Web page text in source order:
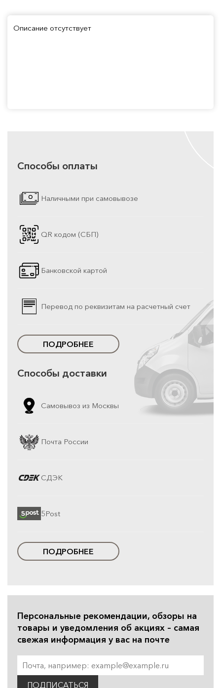
Описание отсутствует
Способы оплаты
Наличными при самовывозе
QR кодом (СБП)
Банковской картой
Перевод по реквизитам на расчетный счет
ПОДРОБНЕЕ
Способы доставки
Самовывоз из Москвы
Почта России
СДЭК
5Post
ПОДРОБНЕЕ
Персональные рекомендации, обзоры на
товары и уведомления об акциях – самая
свежая информация у вас на почте
ПОДПИСАТЬСЯ